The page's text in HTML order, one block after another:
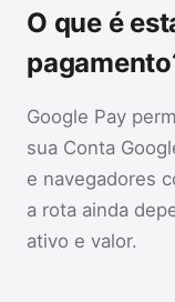
O que é
Google Pay
sua Conta
e navegadores
a rota ainda
ativo e valor.